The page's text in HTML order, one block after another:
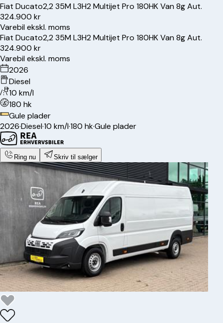
Fiat Ducato2,2 35M L3H2 Multijet Pro 180HK Van 8g Aut.
324.900 kr
Varebil ekskl. moms
Fiat Ducato2,2 35M L3H2 Multijet Pro 180HK Van 8g Aut.
324.900 kr
Varebil ekskl. moms
2026
Diesel
10 km/l
180 hk
Gule plader
2026·Diesel·10 km/l·180 hk·Gule plader
Ring nu Skriv til sælger